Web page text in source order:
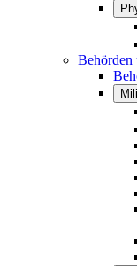
Behörden